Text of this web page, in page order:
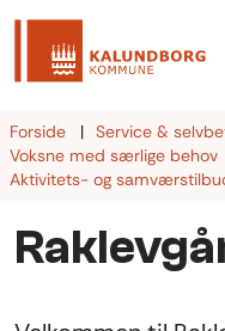
Forside
Service &
Voksne med særlige behov
Aktivitets- og